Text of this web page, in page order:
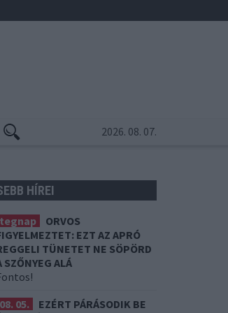
2026. 08. 07.
HÍREI
tegnap
ORVOS
EZT AZ APRÓ
TÜNETET NE SÖPÖRD
SZŐNYEG ALÁ
08. 05.
EZÉRT PÁRÁSODIK BE